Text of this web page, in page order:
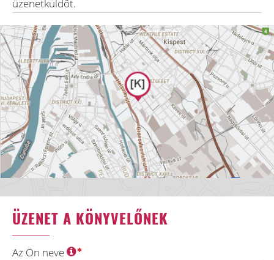
üzenetküldőt.
ÜZENET A KÖNYVELŐNEK
Az Ön neve